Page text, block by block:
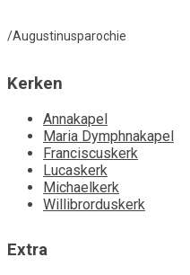
/Augustinusparochie
Kerken
Annakapel
Maria Dymphnakapel
Franciscuskerk
Lucaskerk
Michaelkerk
Willibrorduskerk
Extra